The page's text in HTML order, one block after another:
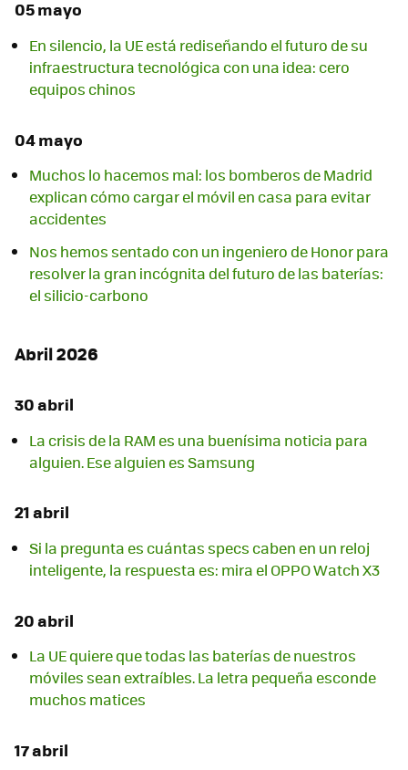
05 mayo
En silencio, la UE está rediseñando el futuro de su
infraestructura tecnológica con una idea: cero
equipos chinos
04 mayo
Muchos lo hacemos mal: los bomberos de Madrid
explican cómo cargar el móvil en casa para evitar
accidentes
Nos hemos sentado con un ingeniero de Honor para
resolver la gran incógnita del futuro de las baterías:
el silicio-carbono
Abril 2026
30 abril
La crisis de la RAM es una buenísima noticia para
alguien. Ese alguien es Samsung
21 abril
Si la pregunta es cuántas specs caben en un reloj
inteligente, la respuesta es: mira el OPPO Watch X3
20 abril
La UE quiere que todas las baterías de nuestros
móviles sean extraíbles. La letra pequeña esconde
muchos matices
17 abril